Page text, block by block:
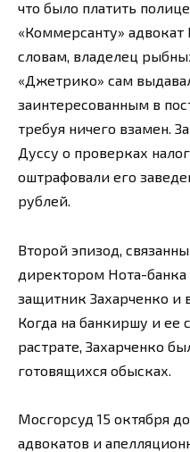
что было платить
«Коммерсанту»
словам, владелец
«Джетрико» сам
заинтересованным в
требуя ничего взамен.
Дуссу о проверках
оштрафовали его
рублей.
Второй эпизод,
директором Нота-
защитник Захарченко и
Когда на банкиршу и ее
растрате, Захарченко
готовящихся обысках.
Мосгорсуд 15 октября
адвокатов и